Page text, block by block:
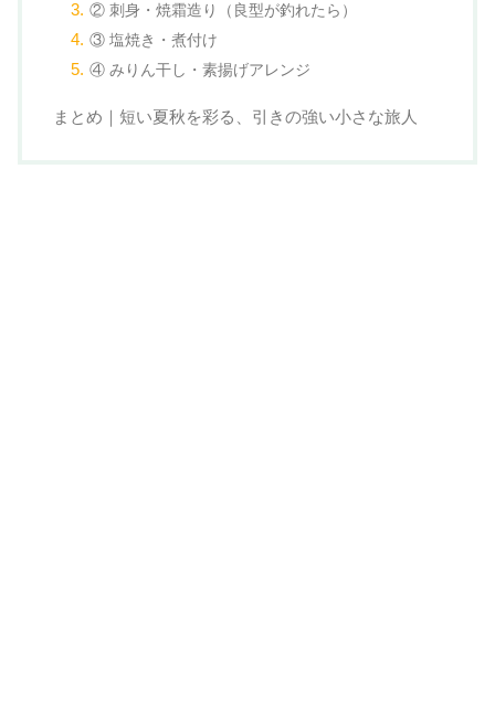
② 刺身・焼霜造り（良型が釣れたら）
③ 塩焼き・煮付け
④ みりん干し・素揚げアレンジ
まとめ｜短い夏秋を彩る、引きの強い小さな旅人